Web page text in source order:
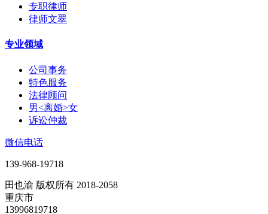
专职律师
律师文翠
专业领域
公司事务
特色服务
法律顾问
男<离婚>女
诉讼仲裁
微信电话
139-968-19718
田也渝 版权所有 2018-2058
重庆市
13996819718